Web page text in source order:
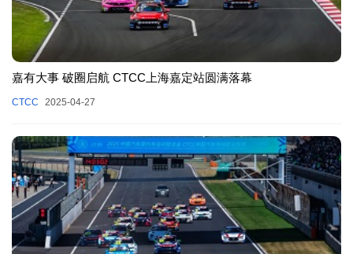
嘉有大事 破圈启航 CTCC上海嘉定站圆满落幕
CTCC 2025-04-27